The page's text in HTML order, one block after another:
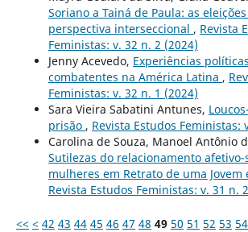
Soriano a Tainá de Paula: as
perspectiva interseccional , Revista
Feministas: v. 32 n. 2 (2024)
Jenny Acevedo, Experiências
combatentes na América Latina ,
Feministas: v. 32 n. 1 (2024)
Sara Vieira Sabatini Antunes,
prisão , Revista Estudos Feministas:
Carolina de Souza, Manoel Antônio
Sutilezas do relacionamento
mulheres em Retrato de uma Jovem
Revista Estudos Feministas: v. 31 n.
<< < 42 43 44 45 46 47 48 49 50 51 52 53 54